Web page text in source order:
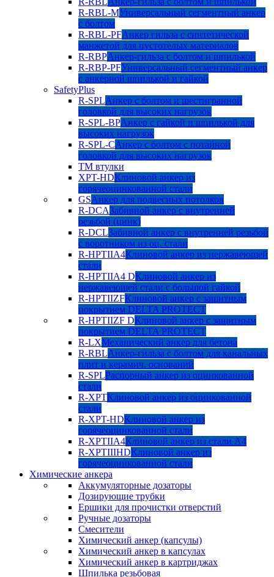
R-RBL-MУниверсальный сегментный анкер
с болтом
R-RBL-PFАнкер гильза с синтетической
манжетой для пустотелых материалов
R-RBPАнкер-гильза с болтом и шпилькой
R-RBP-PFУниверсальный сегментный анкер
с анкерной шпилькой и гайкой
SafetyPlus
R-SPLАнкер с болтом и шестигранной
головкой для высоких нагрузок
R-SPL-BPАнкер с гайкой и шпилькой для
высоких нагрузок
R-SPL-CАнкер с болтом с потайной
головкой для высоких нагрузок
TM втулки
XPT-HDКлиновой анкер из
горячеоцинкованной стали
GSАнкер для подвесных потолков
R-DCAЗабивной анкер с внутренней
резьбой (цинк)
R-DCLЗабивной анкер с внутренней резьбой
с воротником из оц. стали
R-HPTIIA4Клиновой анкер из нержавеющей
стали
R-HPTIIA4 DКлиновой анкер из
нержавеющей стали с большой гайкой
R-HPTIIZFКлиновой анкер с защитным
покрытием DELTA PROTECT
R-HPTIIZF DКлиновой анкер с защитным
покрытием DELTA PROTECT
R-LXМеханический анкер для бетона
R-RBLАнкер-гильза с болтом для канальных
плит и керамич. оснований
R-SPLРаспорный анкер из оцинкованной
стали
R-XPTКлиновой анкер из оцинкованной
стали
R-XPT-HDКлиновой анкер из
горячеоцинкованной стали
R-XPTIIA4Клиновой анкер из стали А4
R-XPTIIIHDКлиновой анкер из
горячеоцинкованной стали
Химические анкера
Аккумуляторные дозаторы
Дозирующие трубки
Ершики для прочистки отверстий
Ручные дозаторы
Смесители
Химический анкер (капсулы)
Химический анкер в капсулах
Химический анкер в картриджах
Шпилька резьбовая